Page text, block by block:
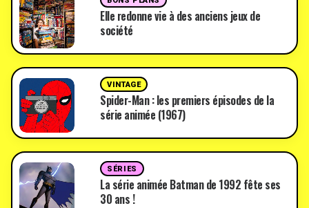
Elle redonne vie à des anciens jeux de
société
VINTAGE
Spider-Man : les premiers épisodes de la
série animée (1967)
SÉRIES
La série animée Batman de 1992 fête ses
30 ans !